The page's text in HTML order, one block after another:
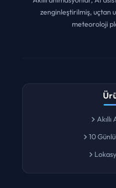
zenginleştirilmiş, uçtan
meteoroloji
Akıllı
10